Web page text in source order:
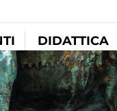
DIDATTICA